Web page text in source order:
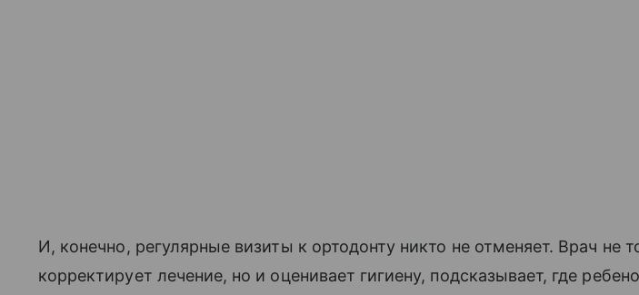
И, конечно, регулярные визиты к ортодонту никто не отменяет. Врач не
корректирует лечение, но и оценивает гигиену, подсказывает, где